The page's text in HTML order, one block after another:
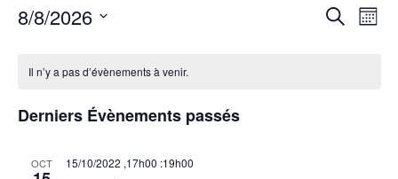
Recherche
Mois
8/8/2026
date.
Calendrier
Évènements
Il n’y a pas d’évènements à venir.
Derniers Évènements passés
OCT 15/10/2022 ,17h00 :19h00